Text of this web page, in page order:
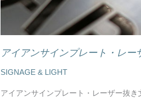
アイアンサインプレート・レ
SIGNAGE & LIGHT
アイアンサインプレート・レーザー抜
ー
制
作
[